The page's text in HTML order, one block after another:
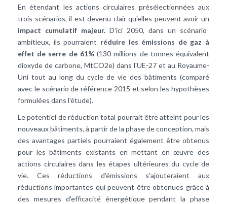
En étendant les actions circulaires présélectionnées aux
trois scénarios, il est devenu clair qu'elles peuvent avoir un
impact cumulatif majeur. D'ici 2050, dans un scénario
ambitieux, ils pourraient réduire les émissions de gaz à
effet de serre de 61%(130 millions de tonnes équivalent
dioxyde de carbone, MtCO2e) dans l'UE-27 et au Royaume-
Uni tout au long du cycle de vie des bâtiments (comparé
avec le scénario de référence 2015 et selon les hypothèses
formulées dans l'étude).
Le potentiel de réduction total pourrait être atteint pour les
nouveaux bâtiments, à partir de la phase de conception, mais
des avantages partiels pourraient également être obtenus
pour les bâtiments existants en mettant en œuvre des
actions circulaires dans les étapes ultérieures du cycle de
vie. Ces réductions d'émissions s'ajouteraient aux
réductions importantes qui peuvent être obtenues grâce à
des mesures d'efficacité énergétiquependant la phase